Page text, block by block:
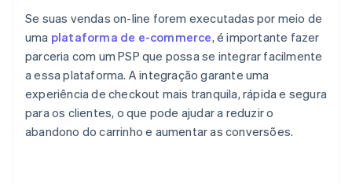
Se suas vendas on-line forem executadas por meio de
uma plataforma de e-commerce, é importante fazer
parceria com um PSP que possa se integrar facilmente
a essa plataforma. A integração garante uma
experiência de checkout mais tranquila, rápida e segura
para os clientes, o que pode ajudar a reduzir o
abandono do carrinho e aumentar as conversões.